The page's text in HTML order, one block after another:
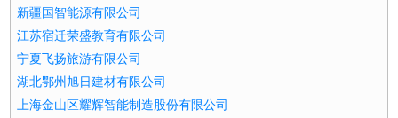
新疆国智能源有限公司
江苏宿迁荣盛教育有限公司
宁夏飞扬旅游有限公司
湖北鄂州旭日建材有限公司
上海金山区耀辉智能制造股份有限公司